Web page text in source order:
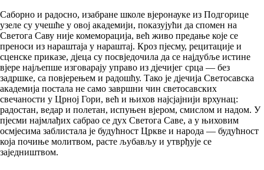
Саборно и радосно, изабране школе вјеронауке из Подгорице
узеле су учешће у овој академији, показујући да спомен на
Светога Саву није комеморација, већ живо предање које се
преноси из нараштаја у нараштај. Кроз пјесму, рецитације и
сценске приказе, дјеца су посвједочила да се најдубље истине
вјере најљепше изговарају управо из дјечијег срца — без
задршке, са повјерењем и радошћу. Тако је дјечија Светосавска
академија постала не само завршни чин светосавских
свечаности у Црној Гори, већ и њихов најсјајнији врхунац:
радостан, ведар и полетан, испуњен вјером, смислом и надом. У
пјесми најмлађих сабрао се дух Светога Саве, а у њиховим
осмјесима заблистала је будућност Цркве и народа — будућност
која почиње молитвом, расте љубављу и утврђује се
заједништвом.